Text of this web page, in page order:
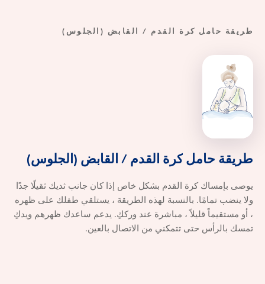
طريقة حامل كرة القدم / القابض (الجلوس)
طريقة حامل كرة القدم / القابض (الجلوس)
يوصى بإمساك كرة القدم بشكل خاص إذا كان جانب ثديك ثقيلًا جدًا
ولا ينضب تمامًا. بالنسبة لهذه الطريقة ، يستلقي طفلك على ظهره
، أو مستقيماً قليلاً ، مباشرة عند ورككِ. يدعم ساعدك ظهرهم ويدكِ
تمسك بالرأس حتى تتمكني من الاتصال بالعين.